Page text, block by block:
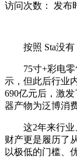
访问次数： 发布
按照 Sta没有，
75寸+彩电零售
示，但此后行业
690亿元后，激
器产物为泛博消
这2年来行业、
财产更是履历了
以极低的门槛、